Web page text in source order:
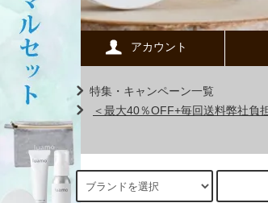
アカウント
特集・キャンペーン一覧
＜最大40％OFF+毎回送料弊社負